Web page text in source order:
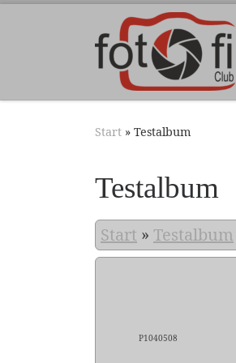
Zum Inhalt springen
Start » Testalbum
Testalbum
Start » Testalbum
P1040508